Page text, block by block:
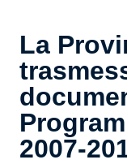
La
2007-